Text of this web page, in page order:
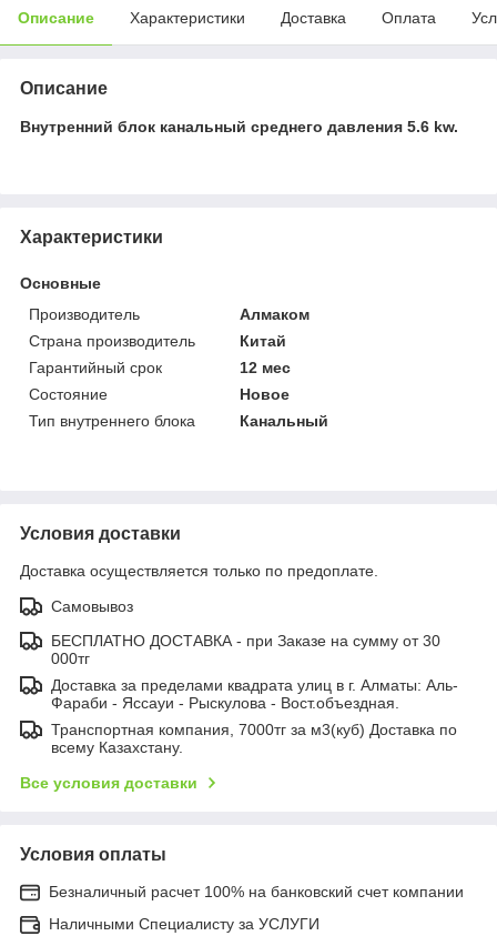
Описание Характеристики Доставка Оплата
Описание
Внутренний блок канальный среднего давления 5.6 kw.
Характеристики
Основные
Производитель
Алмаком
Страна производитель
Китай
Гарантийный срок
12 мес
Состояние
Новое
Тип внутреннего блока
Канальный
Условия доставки
Доставка осуществляется только по предоплате.
Самовывоз
БЕСПЛАТНО ДОСТАВКА - при Заказе на сумму от 30
000тг
Доставка за пределами квадрата улиц в г. Алматы: Аль-
Фараби - Яссауи - Рыскулова - Вост.объездная.
Транспортная компания, 7000тг за м3(куб) Доставка по
всему Казахстану.
Все условия доставки
Условия оплаты
Безналичный расчет 100% на банковский счет компании
Наличными Специалисту за УСЛУГИ